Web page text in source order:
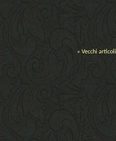
« Vecchi articoli